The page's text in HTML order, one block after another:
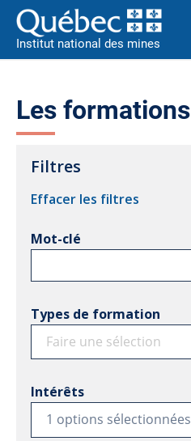
Institut national des mines
Les formations
Filtres
Effacer les filtres
Mot-clé
Types de formation
Faire une sélection
Intérêts
1 options sélectionnées